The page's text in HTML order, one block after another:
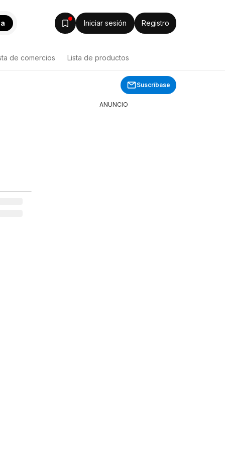
Iniciar sesión Registro
de comercios Lista de productos
Suscríbase
ANUNCIO